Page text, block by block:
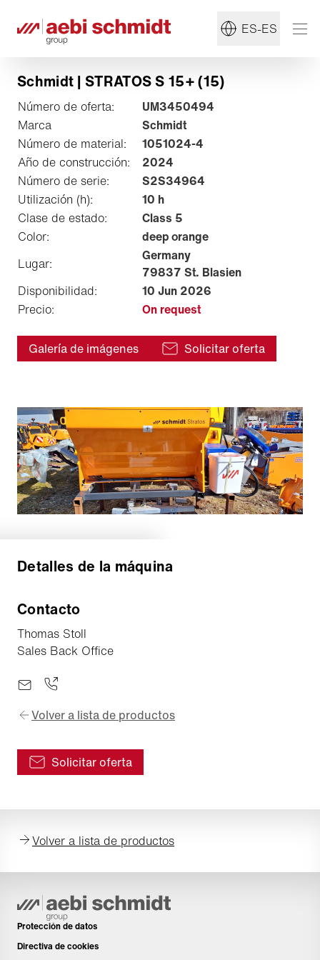
ES-ES
Schmidt | STRATOS S 15+ (15)
Número de oferta:
UM3450494
Marca
Schmidt
Número de material:
1051024-4
Año de construcción:
2024
Número de serie:
S2S34964
Utilización (h):
10 h
Clase de estado:
Class 5
Color:
deep orange
Lugar:
Germany
79837 St. Blasien
Disponibilidad:
10 Jun 2026
Precio:
On request
Galería de imágenes Solicitar oferta
Detalles de la máquina
Contacto
Thomas Stoll
Sales Back Office
Volver a lista de productos
Solicitar oferta
Volver a lista de productos
Protección de datos
Directiva de cookies